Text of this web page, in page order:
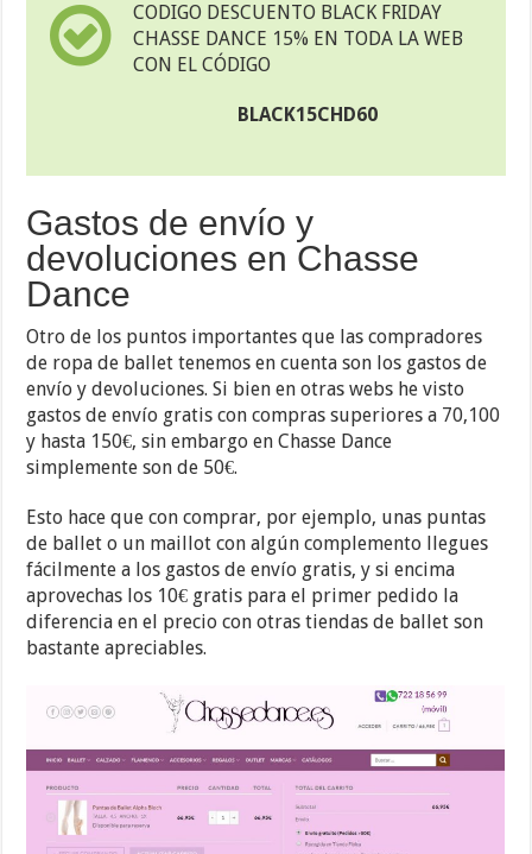
CODIGO DESCUENTO BLACK FRIDAY
CHASSE DANCE 15% EN TODA LA WEB
CON EL CÓDIGO
BLACK15CHD60
Gastos de envío y
devoluciones en Chasse
Dance
Otro de los puntos importantes que las compradores
de ropa de ballet tenemos en cuenta son los gastos de
envío y devoluciones. Si bien en otras webs he visto
gastos de envío gratis con compras superiores a 70,100
y hasta 150€, sin embargo en Chasse Dance
simplemente son de 50€.
Esto hace que con comprar, por ejemplo, unas puntas
de ballet o un maillot con algún complemento llegues
fácilmente a los gastos de envío gratis, y si encima
aprovechas los 10€ gratis para el primer pedido la
diferencia en el precio con otras tiendas de ballet son
bastante apreciables.